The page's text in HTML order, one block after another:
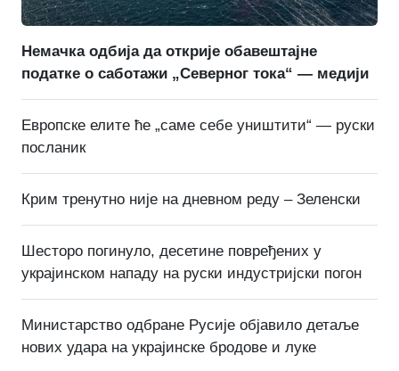
Немачка одбија да открије обавештајне
податке о саботажи „Северног тока“ — медији
Европске елите ће „саме себе уништити“ — руски
посланик
Крим тренутно није на дневном реду – Зеленски
Шесторо погинуло, десетине повређених у
украјинском нападу на руски индустријски погон
Министарство одбране Русије објавило детаље
нових удара на украјинске бродове и луке